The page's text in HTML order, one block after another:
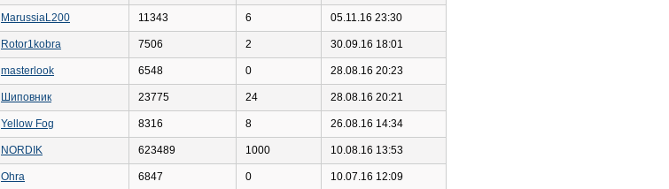
MarussiaL200 11343 6 05.11.16 23:30
Rotor1kobra 7506 2 30.09.16 18:01
masterlook 6548 0 28.08.16 20:23
Шиповник 23775 24 28.08.16 20:21
Yellow Fog 8316 8 26.08.16 14:34
NORDIK 623489 1000 10.08.16 13:53
Ohra 6847 0 10.07.16 12:09